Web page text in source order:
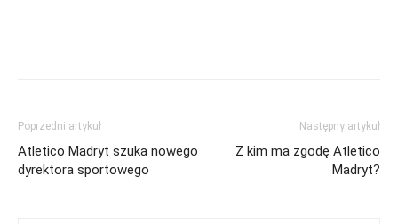
Poprzedni artykuł
Atletico Madryt szuka nowego
dyrektora sportowego
Następny artykuł
Z kim ma zgodę Atletico
Madryt?